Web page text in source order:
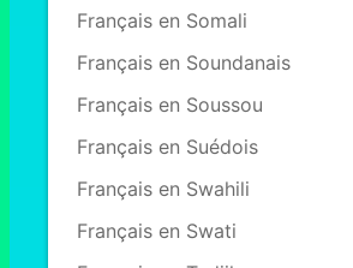
Français en Somali
Français en Soundanais
Français en Soussou
Français en Suédois
Français en Swahili
Français en Swati